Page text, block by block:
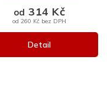
od 260 Kč bez DPH
od 314 Kč
Detail